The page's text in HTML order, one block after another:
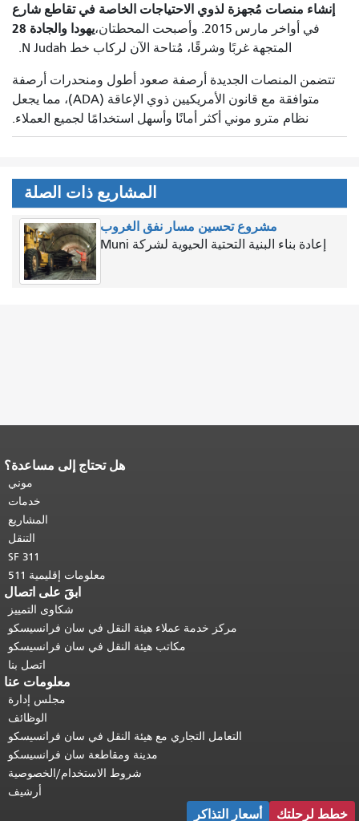
إنشاء منصات مُجهزة لذوي الاحتياجات الخاصة في تقاطع شارع
يهودا والجادة 28في أواخر مارس 2015. وأصبحت المحطتان،
المتجهة غربًا وشرقًا، مُتاحة الآن لركاب خط N Judah.
تتضمن المنصات الجديدة أرصفة صعود أطول ومنحدرات أرصفة
متوافقة مع قانون الأمريكيين ذوي الإعاقة (ADA)، مما يجعل
نظام مترو موني أكثر أمانًا وأسهل استخدامًا لجميع العملاء.
المشاريع ذات الصلة
مشروع تحسين مسار نفق الغروب
إعادة بناء البنية التحتية الحيوية لشركة Muni
هل تحتاج إلى مساعدة؟
موني
خدمات
المشاريع
التنقل
SF 311
معلومات إقليمية 511
ابقَ على اتصال
شكاوى التمييز
مركز خدمة عملاء هيئة النقل في سان فرانسيسكو
مكاتب هيئة النقل في سان فرانسيسكو
اتصل بنا
معلومات عنا
مجلس إدارة
الوظائف
التعامل التجاري مع هيئة النقل في سان فرانسيسكو
مدينة ومقاطعة سان فرانسيسكو
شروط الاستخدام/الخصوصية
أرشيف
خطط لرحلتك أسعار التذاكر